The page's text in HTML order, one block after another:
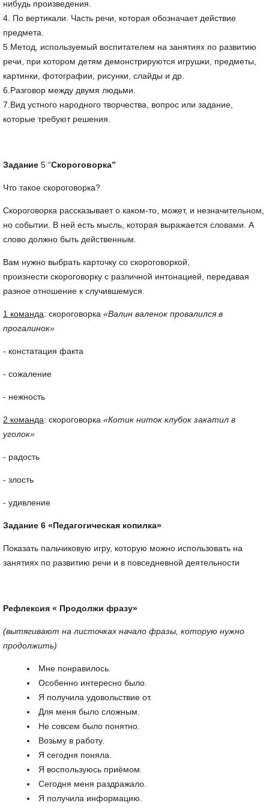
нибудь произведения.
4. По вертикали. Часть речи, которая обозначает действие
предмета.
5.Метод, используемый воспитателем на занятиях по развитию
речи, при котором детям демонстрируются игрушки, предметы,
картинки, фотографии, рисунки, слайды и др.
6.Разговор между двумя людьми.
7.Вид устного народного творчества, вопрос или задание,
которые требуют решения.
Задание 5 “Скороговорка”
Что такое скороговорка?
Скороговорка рассказывает о каком-то, может, и незначительном,
но событии. В ней есть мысль, которая выражается словами. А
слово должно быть действенным.
Вам нужно выбрать карточку со скороговоркой,
произнести скороговорку с различной интонацией, передавая
разное отношение к случившемуся.
1 команда: скороговорка «Валин валенок провалился в
прогалинок»
- констатация факта
- сожаление
- нежность
2 команда: скороговорка «Котик ниток клубок закатил в
уголок»
- радость
- злость
- удивление
Задание 6 «Педагогическая копилка»
Показать пальчиковую игру, которую можно использовать на
занятиях по развитию речи и в повседневной деятельности
Рефлексия « Продолжи фразу»
(вытягивают на листочках начало фразы, которую нужно
продолжить)
Мне понравилось.
Особенно интересно было.
Я получила удовольствие от.
Для меня было сложным.
Не совсем было понятно.
Возьму в работу.
Я сегодня поняла.
Я воспользуюсь приёмом.
Сегодня меня раздражало.
Я получила информацию.